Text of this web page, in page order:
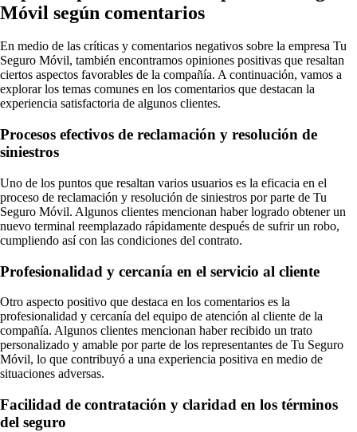
Móvil según comentarios
En medio de las críticas y comentarios negativos sobre la empresa Tu
Seguro Móvil, también encontramos opiniones positivas que resaltan
ciertos aspectos favorables de la compañía. A continuación, vamos a
explorar los temas comunes en los comentarios que destacan la
experiencia satisfactoria de algunos clientes.
Procesos efectivos de reclamación y resolución de
siniestros
Uno de los puntos que resaltan varios usuarios es la eficacia en el
proceso de reclamación y resolución de siniestros por parte de Tu
Seguro Móvil. Algunos clientes mencionan haber logrado obtener un
nuevo terminal reemplazado rápidamente después de sufrir un robo,
cumpliendo así con las condiciones del contrato.
Profesionalidad y cercanía en el servicio al cliente
Otro aspecto positivo que destaca en los comentarios es la
profesionalidad y cercanía del equipo de atención al cliente de la
compañía. Algunos clientes mencionan haber recibido un trato
personalizado y amable por parte de los representantes de Tu Seguro
Móvil, lo que contribuyó a una experiencia positiva en medio de
situaciones adversas.
Facilidad de contratación y claridad en los términos
del seguro